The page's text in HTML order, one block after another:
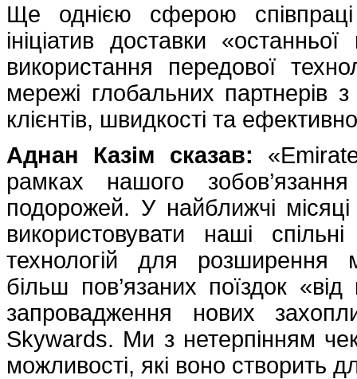
Ще однією сферою
ініціатив доставки
використання передової
мережі глобальних партнерів
клієнтів, швидкості та
Аднан Казім сказав:
рамках нашого
подорожей. У найближчі
використовувати наші
технологій для розширення
більш пов’язаних поїздок
запровадження нових
Skywards. Ми з нетерпінням
можливості, які воно створить